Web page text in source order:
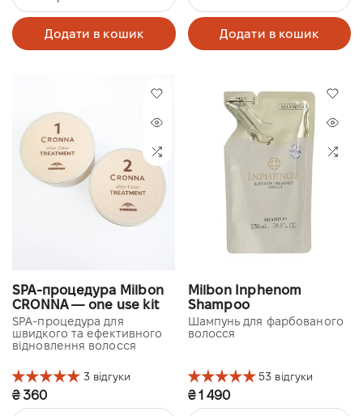
Додати в кошик Додати в кошик
SPA-процедура Milbon
CRONNA — one use kit
SPA-процедура для
швидкого та ефективного
відновлення волосся
3 відгуки
₴ 360
Milbon Inphenom
Shampoo
Шампунь для фарбованого
волосся
53 відгуки
₴ 1 490